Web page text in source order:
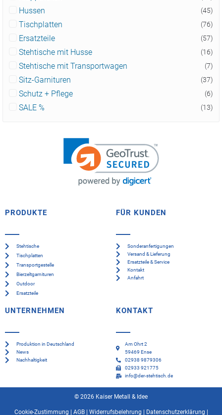
Hussen (45)
Tischplatten (76)
Ersatzteile (57)
Stehtische mit Husse (16)
Stehtische mit Transportwagen (7)
Sitz-Garnituren (37)
Schutz + Pflege (6)
SALE % (13)
PRODUKTE
Stehtische
Tischplatten
Transportgestelle
Bierzeltgarnituren
Outdoor
Ersatzteile
FÜR KUNDEN
Sonderanfertigungen
Versand & Lieferung
Ersatzteile & Service
Kontakt
Anfahrt
UNTERNEHMEN
Produktion in Deutschland
News
Nachhaltigkeit
KONTAKT
Am Ohrt 2
59469 Ense
02938 9879306
02933 921775
info@der-stehtisch.de
© 2026 Kaiser Metall & Idee
Cookie-Zustimmung AGB| Widerrufsbelehrung Datenschutzerklärung